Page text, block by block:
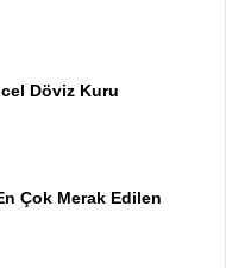
Döviz Kuru
Çok Merak Edilen